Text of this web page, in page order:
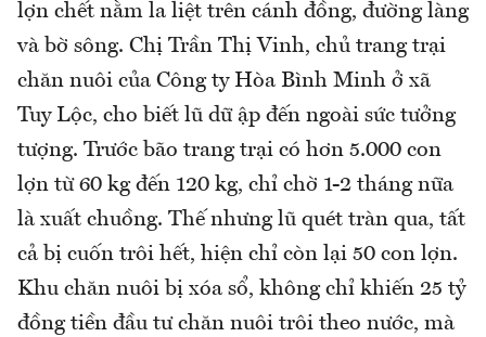
lợn chết nằm la liệt trên cánh đồng, đường làng
và bờ sông. Chị Trần Thị Vinh, chủ trang trại
chăn nuôi của Công ty Hòa Bình Minh ở xã
Tuy Lộc, cho biết lũ dữ ập đến ngoài sức tưởng
tượng. Trước bão trang trại có hơn 5.000 con
lợn từ 60 kg đến 120 kg, chỉ chờ 1-2 tháng nữa
là xuất chuồng. Thế nhưng lũ quét tràn qua, tất
cả bị cuốn trôi hết, hiện chỉ còn lại 50 con lợn.
Khu chăn nuôi bị xóa sổ, không chỉ khiến 25 tỷ
đồng tiền đầu tư chăn nuôi trôi theo nước, mà